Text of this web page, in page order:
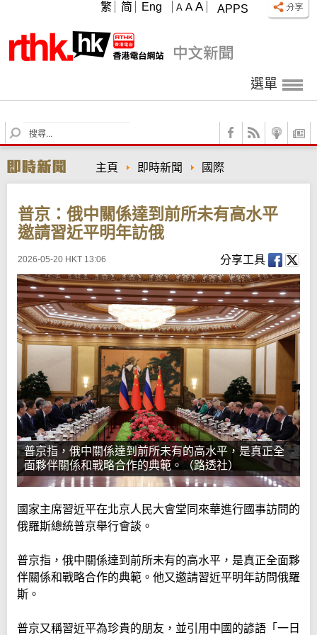
APPS
A A A
繁 简 Eng
選單
S
e
r
c
主頁 即時新聞 國際
普京：俄中關係達到前所未有高水平
邀請習近平明年訪俄
2026-05-20 HKT 13:06 分享工具
普京指，俄中關係達到前所未有的高水平，是真正全
面夥伴關係和戰略合作的典範。（路透社）
國家主席習近平在北京人民大會堂同來華進行國事訪問的
俄羅斯總統普京舉行會談。
普京指，俄中關係達到前所未有的高水平，是真正全面夥
伴關係和戰略合作的典範。他又邀請習近平明年訪問俄羅
斯。
普京又稱習近平為珍貴的朋友，並引用中國的諺語「一日